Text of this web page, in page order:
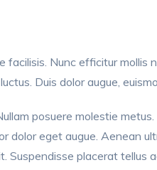
facilisis. Nunc efficitur mollis
Duis dolor augue,
posuere molestie
dolor eget augue. Aenean
Suspendisse placerat tellus